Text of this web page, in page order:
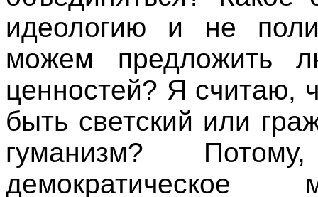
идеологию и не
можем предложить
ценностей? Я считаю,
быть светский или
гуманизм?
демократическое